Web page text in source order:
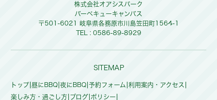
株式会社オアシスパーク
バーベキューキャンバス
〒501-6021 岐阜県各務原市川島笠田町1564-1
TEL : 0586-89-8929
SITEMAP
トップ 昼にBBQ 夜にBBQ 予約フォーム 利用案内・アクセス
楽しみ方・過ごし方 ブログ ポリシー